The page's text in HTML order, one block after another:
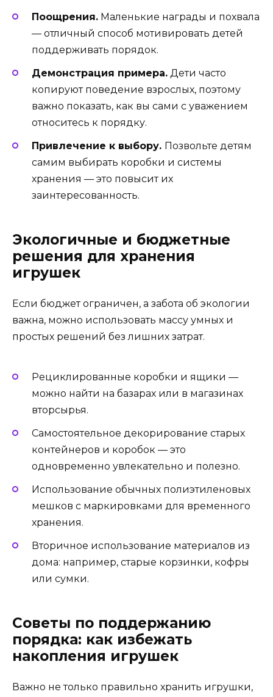
Поощрения. Маленькие награды и похвала
— отличный способ мотивировать детей
поддерживать порядок.
Демонстрация примера. Дети часто
копируют поведение взрослых, поэтому
важно показать, как вы сами с уважением
относитесь к порядку.
Привлечение к выбору. Позвольте детям
самим выбирать коробки и системы
хранения — это повысит их
заинтересованность.
Экологичные и бюджетные
решения для хранения
игрушек
Если бюджет ограничен, а забота об экологии
важна, можно использовать массу умных и
простых решений без лишних затрат.
Рециклированные коробки и ящики —
можно найти на базарах или в магазинах
вторсырья.
Самостоятельное декорирование старых
контейнеров и коробок — это
одновременно увлекательно и полезно.
Использование обычных полиэтиленовых
мешков с маркировками для временного
хранения.
Вторичное использование материалов из
дома: например, старые корзинки, кофры
или сумки.
Советы по поддержанию
порядка: как избежать
накопления игрушек
Важно не только правильно хранить игрушки,